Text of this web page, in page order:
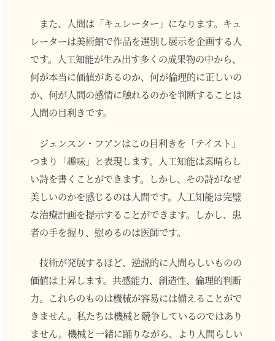
また、人間は「キュレーター」になります。キュ
レーターは美術館で作品を選別し展示を企画する人
です。人工知能が生み出す多くの成果物の中から、
何が本当に価値があるのか、何が倫理的に正しいの
か、何が人間の感情に触れるのかを判断することは
人間の目利きです。
ジェンスン・フアンはこの目利きを「テイスト」
つまり「趣味」と表現します。人工知能は素晴らし
い詩を書くことができます。しかし、その詩がなぜ
美しいのかを感じるのは人間です。人工知能は完璧
な治療計画を提示することができます。しかし、患
者の手を握り、慰めるのは医師です。
技術が発展するほど、逆説的に人間らしいものの
価値は上昇します。共感能力、創造性、倫理的判断
力。これらのものは機械が容易には備えることがで
きません。私たちは機械と競争しているのではあり
ません。機械と一緒に踊りながら、より人間らしい